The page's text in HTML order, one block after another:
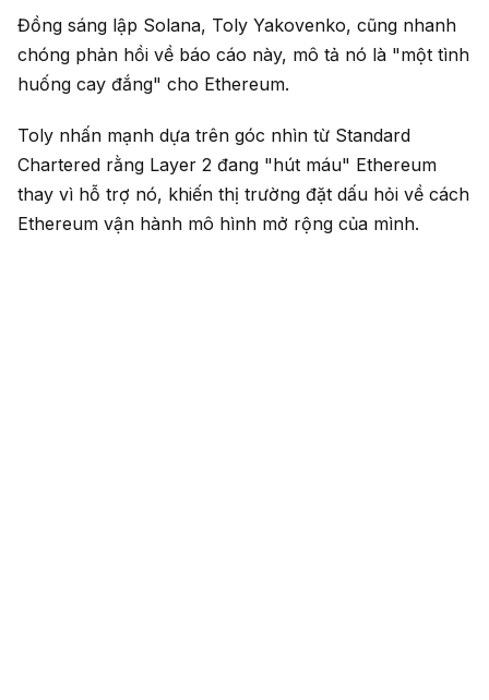
Đồng sáng lập Solana, Toly Yakovenko, cũng nhanh
chóng phản hồi về báo cáo này, mô tả nó là "một tình
huống cay đắng" cho Ethereum.
Toly nhấn mạnh dựa trên góc nhìn từ Standard
Chartered rằng Layer 2 đang "hút máu" Ethereum
thay vì hỗ trợ nó, khiến thị trường đặt dấu hỏi về cách
Ethereum vận hành mô hình mở rộng của mình.